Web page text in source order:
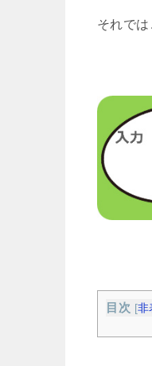
それでは
目次 [非